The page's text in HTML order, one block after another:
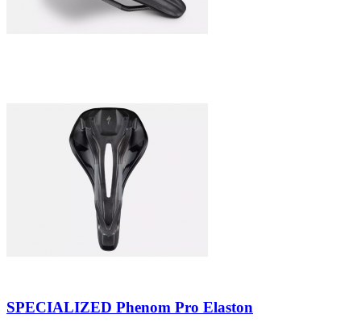
SPECIALIZED Phenom Pro Elaston